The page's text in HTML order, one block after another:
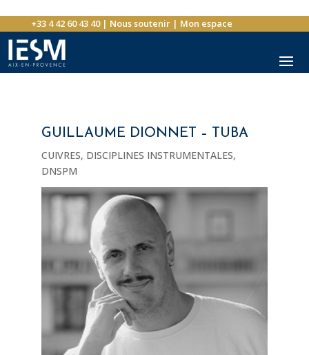
+33 4 42 60 43 40| Nous soutenir| Mon espace
GUILLAUME DIONNET – TUBA
CUIVRES, DISCIPLINES INSTRUMENTALES,
DNSPM